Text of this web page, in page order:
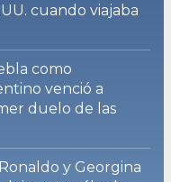
cuando viajaba
como
venció a
duelo de las
y Georgina